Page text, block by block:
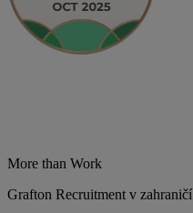
More than Work
Grafton Recruitment v zahraničí